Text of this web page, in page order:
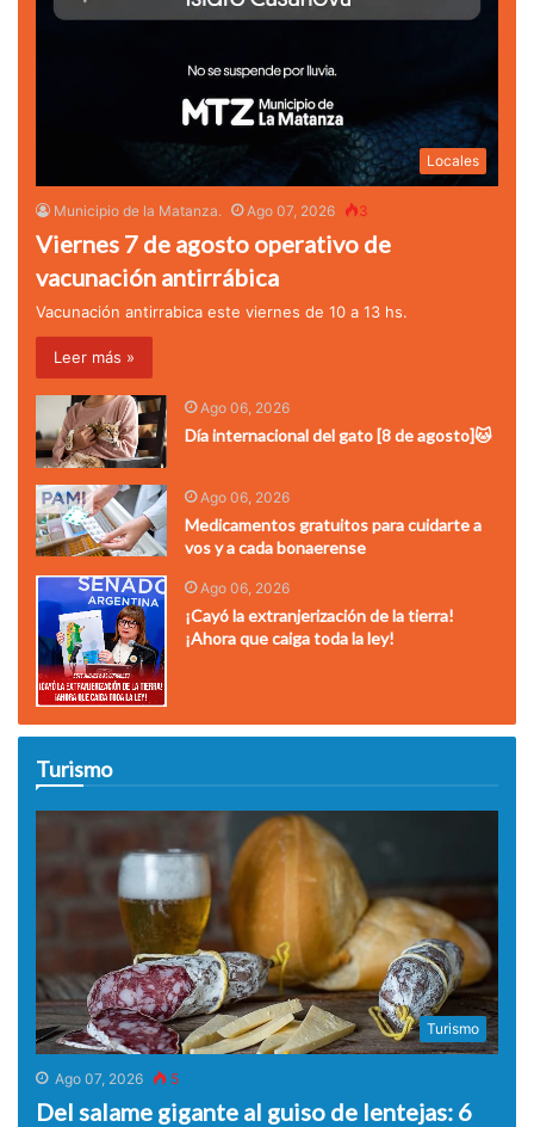
Locales
Municipio de la Matanza. Ago 07, 2026 3
Viernes 7 de agosto operativo de
vacunación antirrábica
Vacunación antirrabica este viernes de 10 a 13 hs.
Leer más »
Ago 06, 2026
Día internacional del gato [8 de agosto]🐱
Ago 06, 2026
Medicamentos gratuitos para cuidarte a
vos y a cada bonaerense
Ago 06, 2026
¡Cayó la extranjerización de la tierra!
¡Ahora que caiga toda la ley!
Turismo
Turismo
Ago 07, 2026 5
Del salame gigante al guiso de lentejas: 6